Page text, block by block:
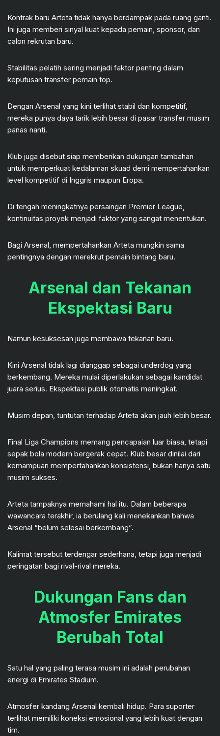
Kontrak baru Arteta tidak hanya berdampak pada ruang ganti.
Ini juga memberi sinyal kuat kepada pemain, sponsor, dan
calon rekrutan baru.
Stabilitas pelatih sering menjadi faktor penting dalam
keputusan transfer pemain top.
Dengan Arsenal yang kini terlihat stabil dan kompetitif,
mereka punya daya tarik lebih besar di pasar transfer musim
panas nanti.
Klub juga disebut siap memberikan dukungan tambahan
untuk memperkuat kedalaman skuad demi mempertahankan
level kompetitif di Inggris maupun Eropa.
Di tengah meningkatnya persaingan Premier League,
kontinuitas proyek menjadi faktor yang sangat menentukan.
Bagi Arsenal, mempertahankan Arteta mungkin sama
pentingnya dengan merekrut pemain bintang baru.
Arsenal dan Tekanan
Ekspektasi Baru
Namun kesuksesan juga membawa tekanan baru.
Kini Arsenal tidak lagi dianggap sebagai underdog yang
berkembang. Mereka mulai diperlakukan sebagai kandidat
juara serius. Ekspektasi publik otomatis meningkat.
Musim depan, tuntutan terhadap Arteta akan jauh lebih besar.
Final Liga Champions memang pencapaian luar biasa, tetapi
sepak bola modern bergerak cepat. Klub besar dinilai dari
kemampuan mempertahankan konsistensi, bukan hanya satu
musim sukses.
Arteta tampaknya memahami hal itu. Dalam beberapa
wawancara terakhir, ia berulang kali menekankan bahwa
Arsenal “belum selesai berkembang”.
Kalimat tersebut terdengar sederhana, tetapi juga menjadi
peringatan bagi rival-rival mereka.
Dukungan Fans dan
Atmosfer Emirates
Berubah Total
Satu hal yang paling terasa musim ini adalah perubahan
energi di Emirates Stadium.
Atmosfer kandang Arsenal kembali hidup. Para suporter
terlihat memiliki koneksi emosional yang lebih kuat dengan
tim.